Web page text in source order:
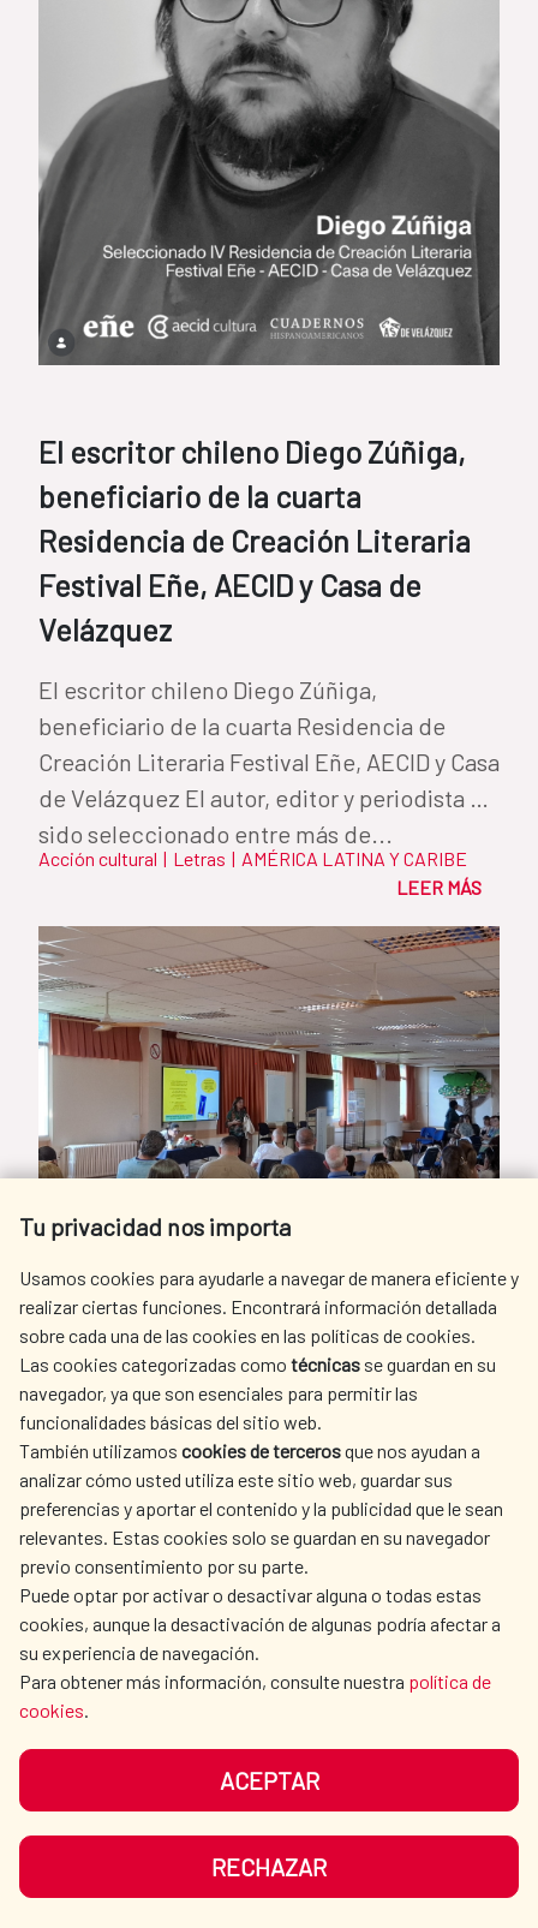
El escritor chileno Diego Zúñiga,
beneficiario de la cuarta
Residencia de Creación Literaria
Festival Eñe, AECID y Casa de
Velázquez
El escritor chileno Diego Zúñiga,
beneficiario de la cuarta Residencia de
Creación Literaria Festival Eñe, AECID y Casa
de Velázquez El autor, editor y periodista ha
sido seleccionado entre más de...
Acción cultural | Letras | AMÉRICA LATINA Y CARIBE
LEER MÁS
La Red de Escuelas Asociadas de la
UNESCO refuerza su papel
estratégico en la educación frente
a los nuevos retos globales
La Red de Escuelas Asociadas de la
UNESCO refuerza su papel estratégico en la
educación frente a los nuevos retos
globales La Red estrena un espacio
Cooperación Española |
LEER MÁS
Tu privacidad nos importa
Usamos cookies para ayudarle a navegar de manera eficiente y
realizar ciertas funciones. Encontrará información detallada
sobre cada una de las cookies en las políticas de cookies.
Las cookies categorizadas como técnicas se guardan en su
navegador, ya que son esenciales para permitir las
funcionalidades básicas del sitio web.
También utilizamos cookies de tercerosque nos ayudan a
analizar cómo usted utiliza este sitio web, guardar sus
preferencias y aportar el contenido y la publicidad que le sean
relevantes. Estas cookies solo se guardan en su navegador
previo consentimiento por su parte.
Puede optar por activar o desactivar alguna o todas estas
cookies, aunque la desactivación de algunas podría afectar a
su experiencia de navegación.
Para obtener más información, consulte nuestra política de
cookies.
ACEPTAR
RECHAZAR